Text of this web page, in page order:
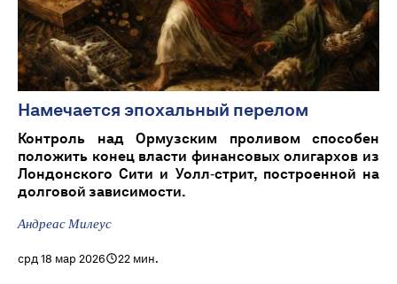
Намечается эпохальный перелом
Контроль над Ормузским проливом способен
положить конец власти финансовых олигархов из
Лондонского Сити и Уолл‑стрит, построенной на
долговой зависимости.
Андреас Милеус
срд 18 мар 2026 22 мин.